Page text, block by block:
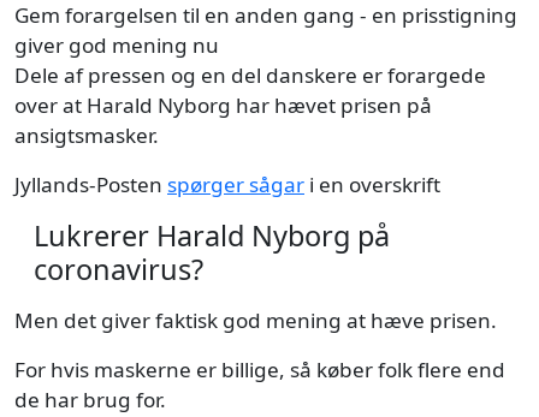
Gem forargelsen til en anden gang - en prisstigning
giver god mening nu
Dele af pressen og en del danskere er forargede
over at Harald Nyborg har hævet prisen på
ansigtsmasker.
Jyllands-Posten spørger sågar i en overskrift
Lukrerer Harald Nyborg på
coronavirus?
Men det giver faktisk god mening at hæve prisen.
For hvis maskerne er billige, så køber folk flere end
de har brug for.